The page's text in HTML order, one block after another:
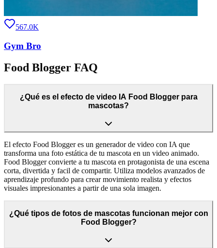
567.0K
Gym Bro
Food Blogger FAQ
¿Qué es el efecto de video IA Food Blogger para
mascotas?
El efecto Food Blogger es un generador de video con IA que
transforma una foto estática de tu mascota en un video animado.
Food Blogger convierte a tu mascota en protagonista de una escena
corta, divertida y facil de compartir. Utiliza modelos avanzados de
aprendizaje profundo para crear movimiento realista y efectos
visuales impresionantes a partir de una sola imagen.
¿Qué tipos de fotos de mascotas funcionan mejor con
Food Blogger?